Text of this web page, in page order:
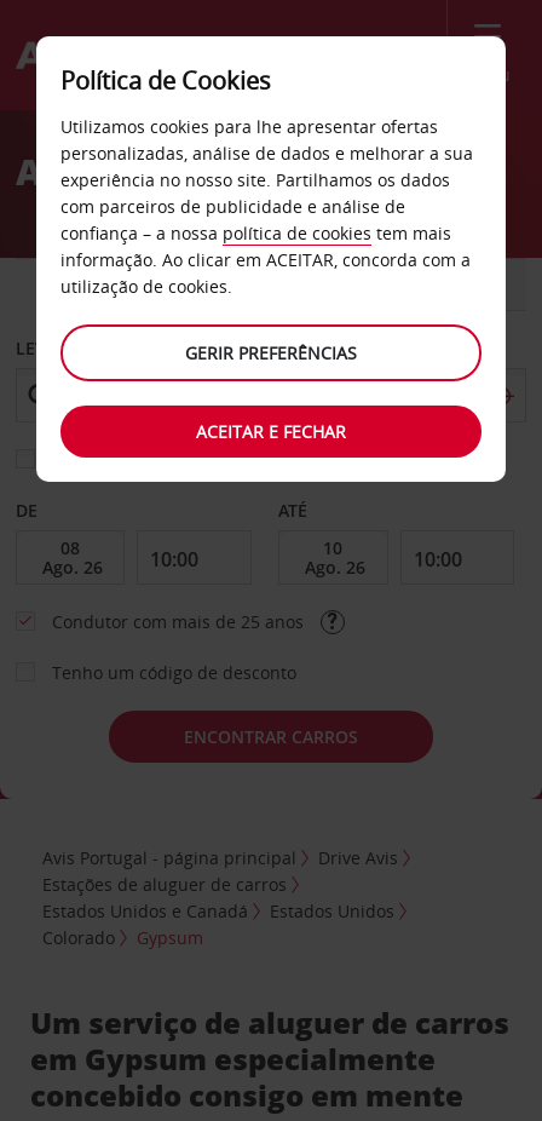
Menu
Welcome
AvisAluguer de carros Gypsum
CARRO
LEVANTAR EM
Escolher uma estação de devolução diferente
DE ATÉ
Condutor com mais de 25 anos
Tenho um código de desconto
ENCONTRAR CARROS
Avis Portugal - página principal
Drive Avis
Estações de aluguer de carros
Estados Unidos e Canadá
Estados Unidos
Colorado
Gypsum
Um serviço de aluguer de carros
em Gypsum especialmente
concebido consigo em mente
Política de Cookies
Utilizamos cookies para lhe apresentar ofertas
personalizadas, análise de dados e melhorar a sua
experiência no nosso site. Partilhamos os dados
com parceiros de publicidade e análise de
confiança – a nossa política de cookies tem mais
informação. Ao clicar em ACEITAR, concorda com a
utilização de cookies.
GERIR PREFERÊNCIAS
ACEITAR E FECHAR